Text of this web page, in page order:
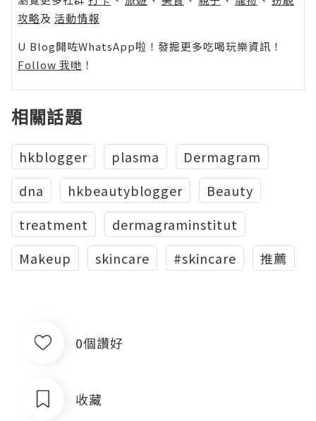
攻略及 活動情報
U Blog開咗WhatsApp啦！發掘更多吃喝玩樂資訊！
Follow 我哋 ！
相關話題
hkblogger plasma
Dermagram
dna
hkbeautyblogger
Beauty
treatment
dermagraminstitut
Makeup
skincare ‪#‎skincare 推薦
0個讚好
收藏